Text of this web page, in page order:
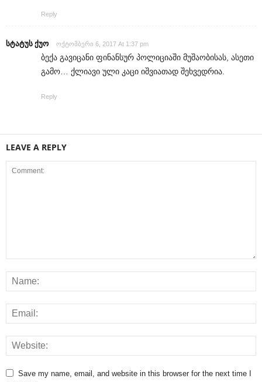
Reply
სტატუს ქუო ოქტომბერი 6, 2017 At 1:37 pm
ბექა გავიცანი ფინანსურ პოლიციაში მუშაობისას, ასეთი
გამო… ქლიავი ული კაცი იშვიათად შეხვედრია.
Reply
LEAVE A REPLY
Save my name, email, and website in this browser for the next time I